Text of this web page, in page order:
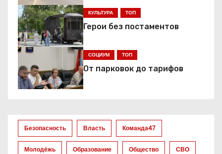
КУЛЬТУРА ТОП
Герои без постаментов
СОЦИУМ ТОП
От парковок до тарифов
Безопасность Власть Команда47
Молодёжь Образование Общество СВО